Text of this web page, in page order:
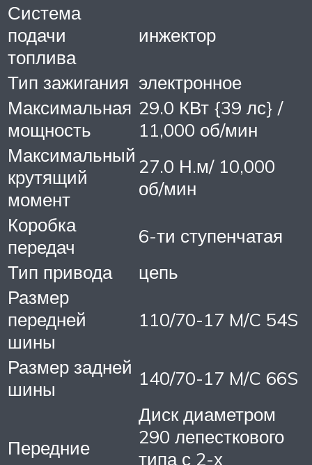
Система
подачи
топлива
инжектор
Тип зажигания электронное
Максимальная
мощность
29.0 КВт {39 лс} /
11,000 об/мин
Максимальный
крутящий
момент
27.0 Н.м/ 10,000
об/мин
Коробка
передач
6-ти ступенчатая
Тип привода
цепь
Размер
передней
шины
110/70-17 M/C 54S
Размер задней
шины
140/70-17 M/C 66S
Передние
Диск диаметром
290 лепесткового
типа с 2-х